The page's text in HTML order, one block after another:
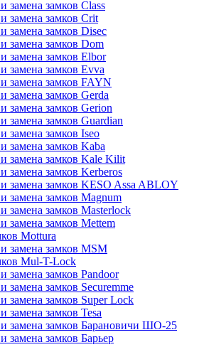
замена замков Class
замена замков Crit
замена замков Disec
замена замков Dom
замена замков Elbor
замена замков Evva
замена замков FAYN
замена замков Gerda
замена замков Gerion
замена замков Guardian
замена замков Iseo
замена замков Kaba
замена замков Kale Kilit
замена замков Kerberos
замена замков KESO Assa ABLOY
замена замков Magnum
замена замков Masterlock
замена замков Mettem
Mottura
замена замков MSM
Mul-T-Lock
замена замков Pandoor
замена замков Securemme
замена замков Super Lock
замена замков Tesa
и замена замков Барановичи ШО-25
замена замков Барьер